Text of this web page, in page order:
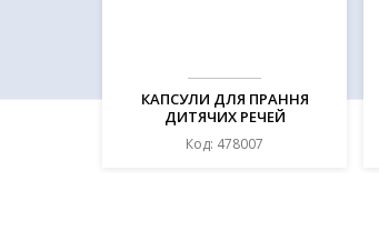
КАПСУЛИ ДЛЯ ПРАННЯ
ДИТЯЧИХ РЕЧЕЙ
УНІВЕРСАЛЬНІ "BABY", 17 ШТ
ТМ «FRISK»
Код: 478007